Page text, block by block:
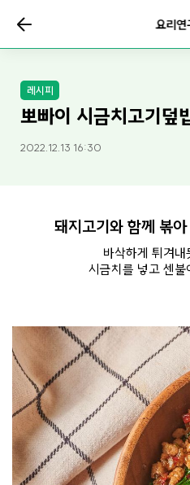
요리연
레시피
뽀빠이 시금치고기덮
2022.12.13 16:30
돼지고기와 함께 볶
바삭하게 튀겨
시금치를 넣고 센